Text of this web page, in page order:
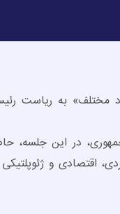
مختلف» به ریاست
در این
اقتصادی و